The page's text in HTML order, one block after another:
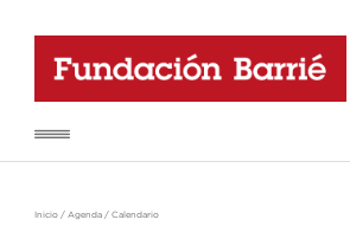
Inicio / Agenda / Calendario